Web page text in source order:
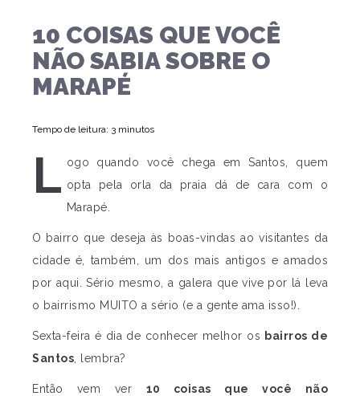
10 COISAS QUE VOCÊ
NÃO SABIA SOBRE O
MARAPÉ
Tempo de leitura: 3 minutos
L ogo quando você chega em Santos, quem
opta pela orla da praia dá de cara com o
Marapé.
O bairro que deseja às boas-vindas ao visitantes da
cidade é, também, um dos mais antigos e amados
por aqui. Sério mesmo, a galera que vive por lá leva
o bairrismo MUITO a sério (e a gente ama isso!).
Sexta-feira é dia de conhecer melhor os bairros de
Santos , lembra?
Então vem ver 10 coisas que você não